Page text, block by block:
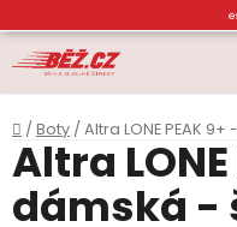
na
obsah
Domů
/ Boty / Altra LONE PEAK
Altra
dámská -